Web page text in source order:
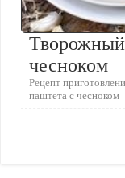
чесноком
Рецепт
паштета с чесноком